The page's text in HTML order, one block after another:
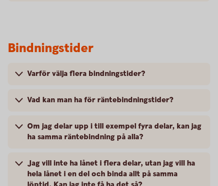
Bindningstider
Varför välja flera bindningstider?
Vad kan man ha för räntebindningstider?
Om jag delar upp i till exempel fyra delar, kan jag
ha samma räntebindning på alla?
Jag vill inte ha lånet i flera delar, utan jag vill ha
hela lånet i en del och binda allt på samma